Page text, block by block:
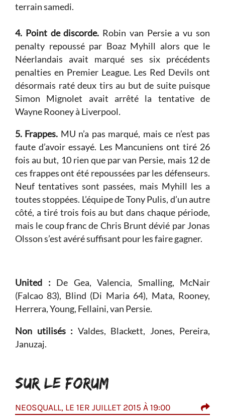
terrain samedi.
4. Point de discorde. Robin van Persie a vu son
penalty repoussé par Boaz Myhill alors que le
Néerlandais avait marqué ses six précédents
penalties en Premier League. Les Red Devils ont
désormais raté deux tirs au but de suite puisque
Simon Mignolet avait arrêté la tentative de
Wayne Rooney à Liverpool.
5. Frappes. MU n’a pas marqué, mais ce n’est pas
faute d’avoir essayé. Les Mancuniens ont tiré 26
fois au but, 10 rien que par van Persie, mais 12 de
ces frappes ont été repoussées par les défenseurs.
Neuf tentatives sont passées, mais Myhill les a
toutes stoppées. L’équipe de Tony Pulis, d’un autre
côté, a tiré trois fois au but dans chaque période,
mais le coup franc de Chris Brunt dévié par Jonas
Olsson s’est avéré suffisant pour les faire gagner.
United : De Gea, Valencia, Smalling, McNair
(Falcao 83), Blind (Di Maria 64), Mata, Rooney,
Herrera, Young, Fellaini, van Persie.
Non utilisés : Valdes, Blackett, Jones, Pereira,
Januzaj.
SUR LE FORUM
NEOSQUALL, LE 1ER JUILLET 2015 À 19:00